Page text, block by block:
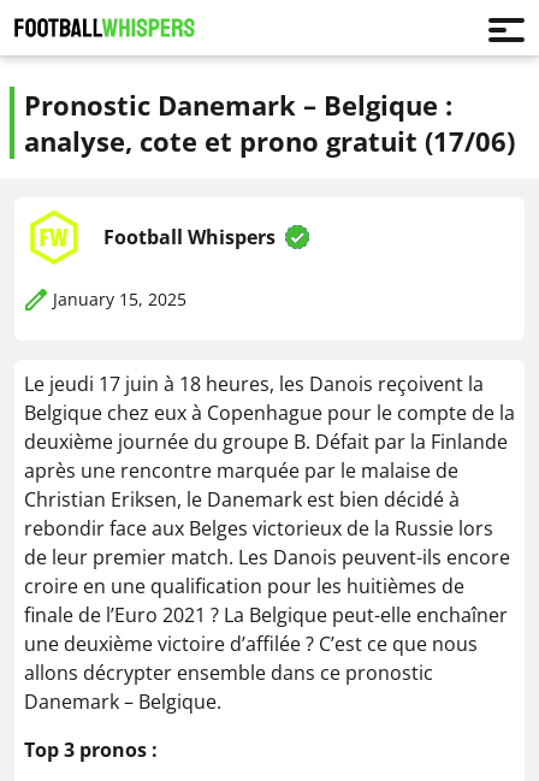
Pronostic Danemark – Belgique :
analyse, cote et prono gratuit (17/06)
Football Whispers
January 15, 2025
Le jeudi 17 juin à 18 heures, les Danois reçoivent la
Belgique chez eux à Copenhague pour le compte de la
deuxième journée du groupe B. Défait par la Finlande
après une rencontre marquée par le malaise de
Christian Eriksen, le Danemark est bien décidé à
rebondir face aux Belges victorieux de la Russie lors
de leur premier match. Les Danois peuvent-ils encore
croire en une qualification pour les huitièmes de
finale de l’Euro 2021 ? La Belgique peut-elle enchaîner
une deuxième victoire d’affilée ? C’est ce que nous
allons décrypter ensemble dans ce pronostic
Danemark – Belgique.
Top 3 pronos :